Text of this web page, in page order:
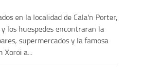
en la localidad de Cala'n Porter,
los huespedes encontraran la
supermercados y la famosa
Xoroi a...